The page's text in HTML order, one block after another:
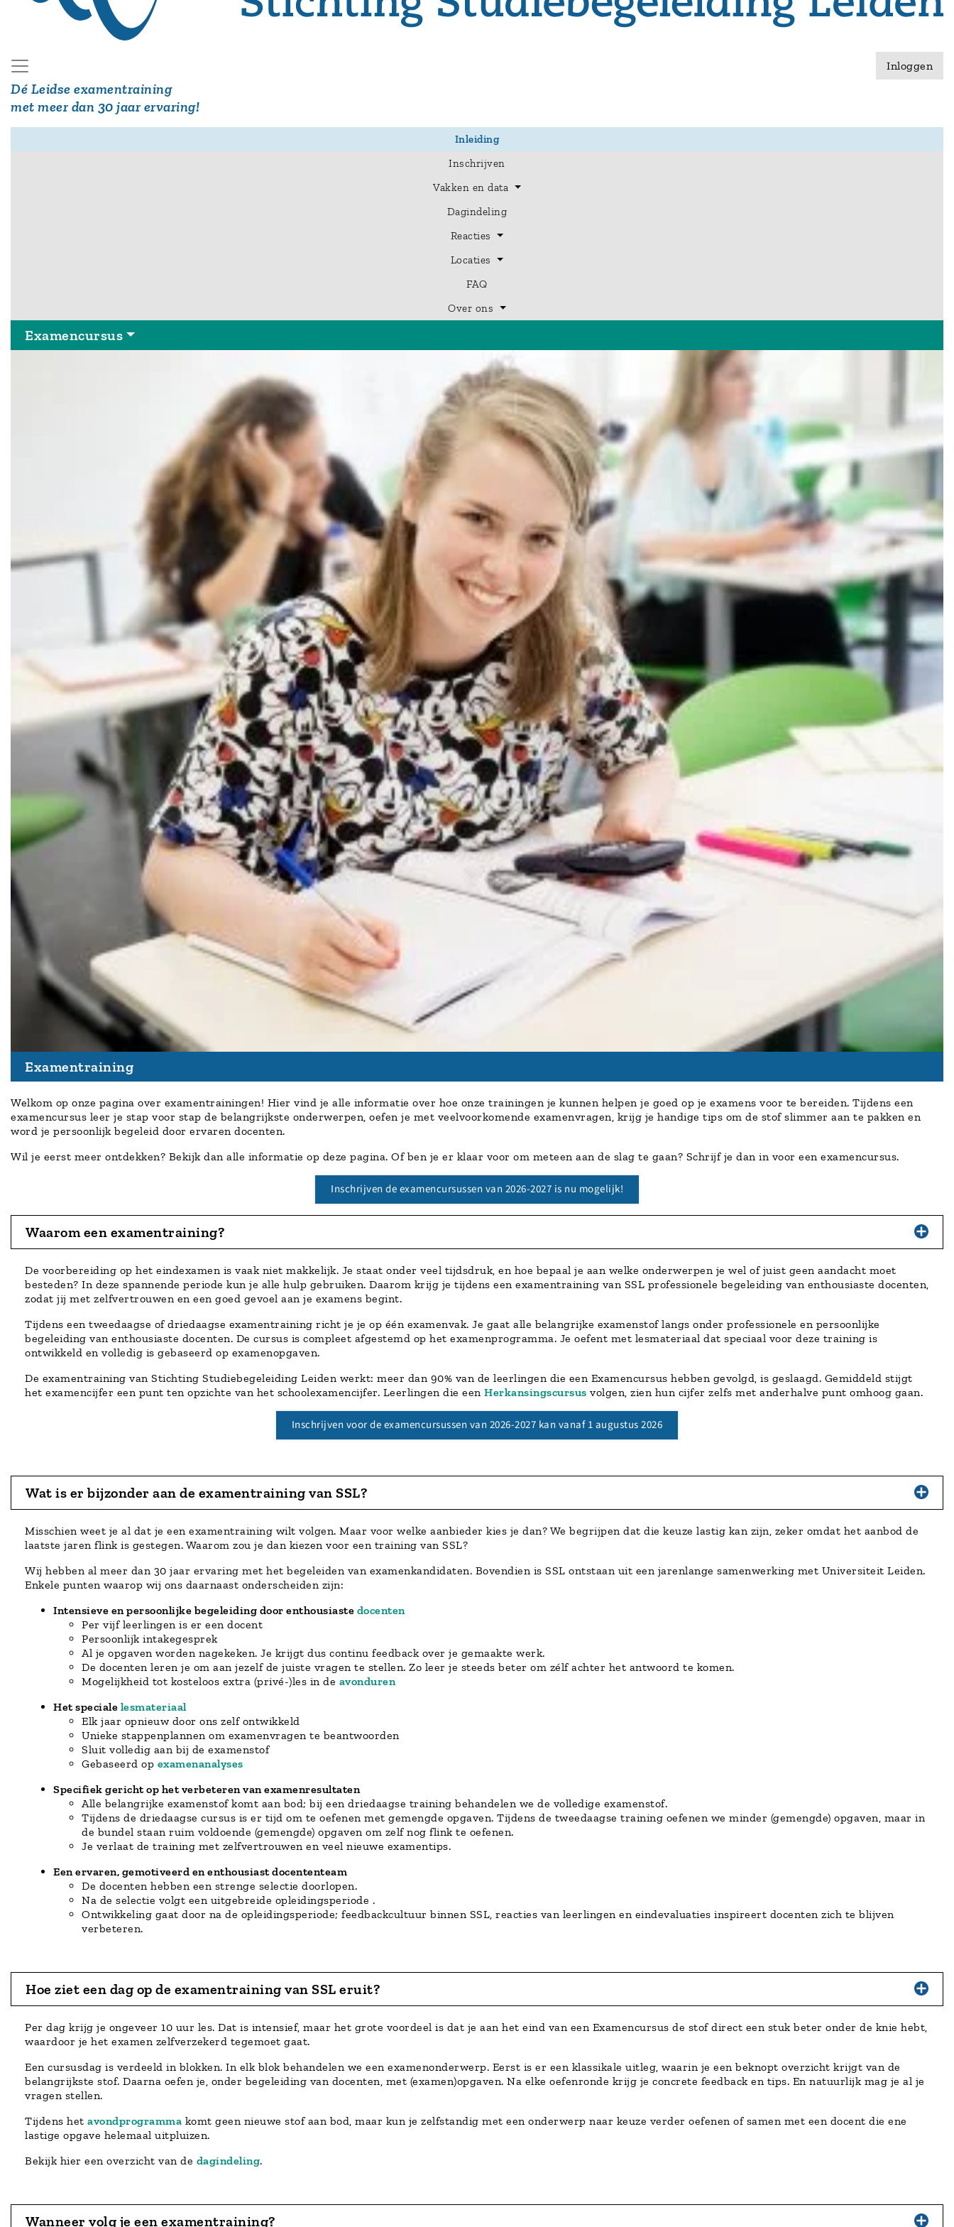
Dé Leidse examentraining
met meer dan 30 jaar ervaring!
Inloggen
Inleiding
Inschrijven
Vakken en data
Dagindeling
Reacties
Locaties
FAQ
Over ons
Examencursus
Examentraining
Welkom op onze pagina over examentrainingen! Hier vind je alle informatie over hoe onze trainingen je kunnen helpen je goed op je examens voor te bereiden. Tijdens een
examencursus leer je stap voor stap de belangrijkste onderwerpen, oefen je met veelvoorkomende examenvragen, krijg je handige tips om de stof slimmer aan te pakken en
word je persoonlijk begeleid door ervaren docenten.
Wil je eerst meer ontdekken? Bekijk dan alle informatie op deze pagina. Of ben je er klaar voor om meteen aan de slag te gaan? Schrijf je dan in voor een examencursus.
Inschrijven de examencursussen van 2026-2027 is nu mogelijk!
Waarom een examentraining?
De voorbereiding op het eindexamen is vaak niet makkelijk. Je staat onder veel tijdsdruk, en hoe bepaal je aan welke onderwerpen je wel of juist geen aandacht moet
besteden? In deze spannende periode kun je alle hulp gebruiken. Daarom krijg je tijdens een examentraining van SSL professionele begeleiding van enthousiaste docenten,
zodat jij met zelfvertrouwen en een goed gevoel aan je examens begint.
Tijdens een tweedaagse of driedaagse examentraining richt je je op één examenvak. Je gaat alle belangrijke examenstof langs onder professionele en persoonlijke
begeleiding van enthousiaste docenten. De cursus is compleet afgestemd op het examenprogramma. Je oefent met lesmateriaal dat speciaal voor deze training is
ontwikkeld en volledig is gebaseerd op examenopgaven.
De examentraining van Stichting Studiebegeleiding Leiden werkt: meer dan 90% van de leerlingen die een Examencursus hebben gevolgd, is geslaagd. Gemiddeld stijgt
het examencijfer een punt ten opzichte van het schoolexamencijfer. Leerlingen die een Herkansingscursus volgen, zien hun cijfer zelfs met anderhalve punt omhoog gaan.
Inschrijven voor de examencursussen van 2026-2027 kan vanaf 1 augustus 2026
Wat is er bijzonder aan de examentraining van SSL?
Misschien weet je al dat je een examentraining wilt volgen. Maar voor welke aanbieder kies je dan? We begrijpen dat die keuze lastig kan zijn, zeker omdat het aanbod de
laatste jaren flink is gestegen. Waarom zou je dan kiezen voor een training van SSL?
Wij hebben al meer dan 30 jaar ervaring met het begeleiden van examenkandidaten. Bovendien is SSL ontstaan uit een jarenlange samenwerking met Universiteit Leiden.
Enkele punten waarop wij ons daarnaast onderscheiden zijn:
Intensieve en persoonlijke begeleiding door enthousiaste docenten
Per vijf leerlingen is er een docent
Persoonlijk intakegesprek
Al je opgaven worden nagekeken. Je krijgt dus continu feedback over je gemaakte werk.
De docenten leren je om aan jezelf de juiste vragen te stellen. Zo leer je steeds beter om zélf achter het antwoord te komen.
Mogelijkheid tot kosteloos extra (privé-)les in de avonduren
Het speciale lesmateriaal
Elk jaar opnieuw door ons zelf ontwikkeld
Unieke stappenplannen om examenvragen te beantwoorden
Sluit volledig aan bij de examenstof
Gebaseerd op examenanalyses
Specifiek gericht op het verbeteren van examenresultaten
Alle belangrijke examenstof komt aan bod; bij een driedaagse training behandelen we de volledige examenstof.
Tijdens de driedaagse cursus is er tijd om te oefenen met gemengde opgaven. Tijdens de tweedaagse training oefenen we minder (gemengde) opgaven, maar in
de bundel staan ruim voldoende (gemengde) opgaven om zelf nog flink te oefenen.
Je verlaat de training met zelfvertrouwen en veel nieuwe examentips.
Een ervaren, gemotiveerd en enthousiast docententeam
De docenten hebben een strenge selectie doorlopen.
Na de selectie volgt een uitgebreide opleidingsperiode .
Ontwikkeling gaat door na de opleidingsperiode; feedbackcultuur binnen SSL, reacties van leerlingen en eindevaluaties inspireert docenten zich te blijven
verbeteren.
Hoe ziet een dag op de examentraining van SSL eruit?
Per dag krijg je ongeveer 10 uur les. Dat is intensief, maar het grote voordeel is dat je aan het eind van een Examencursus de stof direct een stuk beter onder de knie hebt,
waardoor je het examen zelfverzekerd tegemoet gaat.
Een cursusdag is verdeeld in blokken. In elk blok behandelen we een examenonderwerp. Eerst is er een klassikale uitleg, waarin je een beknopt overzicht krijgt van de
belangrijkste stof. Daarna oefen je, onder begeleiding van docenten, met (examen)opgaven. Na elke oefenronde krijg je concrete feedback en tips. En natuurlijk mag je al je
vragen stellen.
Tijdens het avondprogramma komt geen nieuwe stof aan bod, maar kun je zelfstandig met een onderwerp naar keuze verder oefenen of samen met een docent die ene
lastige opgave helemaal uitpluizen.
Bekijk hier een overzicht van de dagindeling.
Wanneer volg je een examentraining?